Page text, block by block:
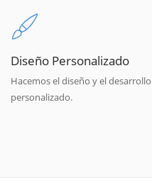
Diseño Personalizado
Hacemos el diseño y el
personalizado.